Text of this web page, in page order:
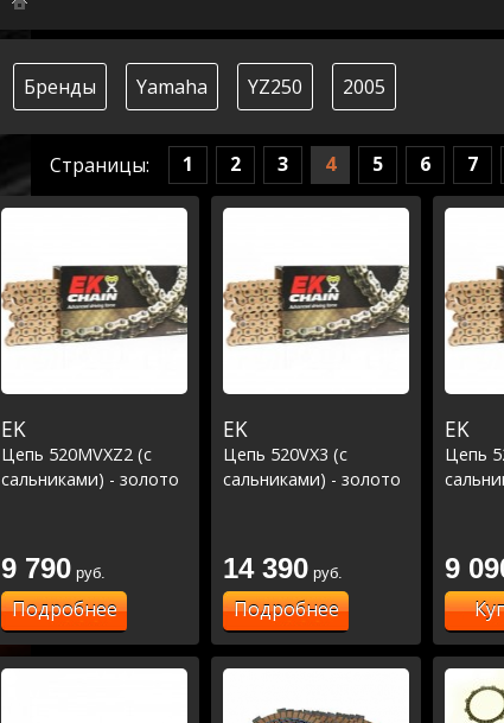
Бренды Yamaha YZ250 2005
Страницы: 1 2 3 4 5 6 7
EK
Цепь 520MVXZ2 (с
сальниками) - золото
9 790 руб.
Подробнее
EK
Цепь 520VX3 (с
сальниками) - золото
14 390 руб.
Подробнее
EK
Цепь
9